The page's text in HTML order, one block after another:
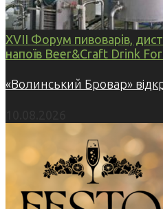
XVII Форум пивоварів,
напоїв Beer&Craft Drink
«Волинський Бровар»